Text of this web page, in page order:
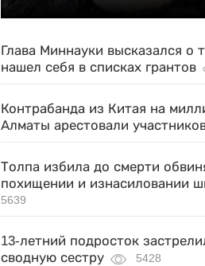
Глава Миннауки высказался о
нашел себя в списках грантов
Контрабанда из Китая на
Алматы арестовали
Толпа избила до смерти
похищении и изнасиловании
5639
13-летний подросток
сводную сестру
5428